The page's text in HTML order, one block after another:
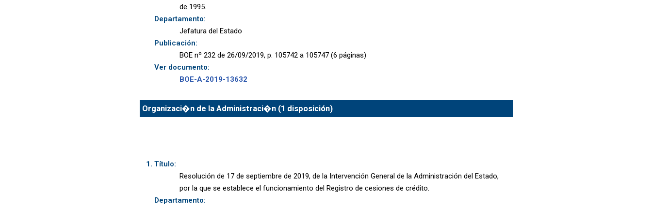
de 1995.
Departamento:
Jefatura del Estado
Publicación:
BOE nº 232 de 26/09/2019, p. 105742 a 105747 (6 páginas)
Ver documento:
BOE-A-2019-13632
Organizaci�n de la Administraci�n (1 disposición)
Título:
Resolución de 17 de septiembre de 2019, de la Intervención General de la Administración del Estado,
por la que se establece el funcionamiento del Registro de cesiones de crédito.
Departamento: